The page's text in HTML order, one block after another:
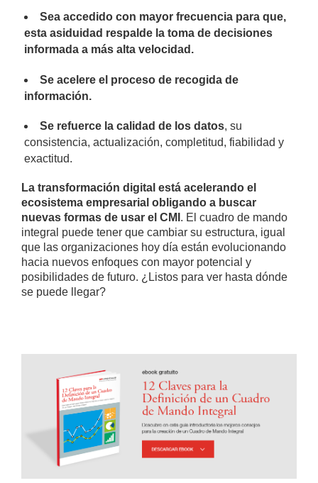
Sea accedido con mayor frecuencia para que,
esta asiduidad respalde la toma de decisiones
informada a más alta velocidad.
Se acelere el proceso de recogida de
información.
Se refuerce la calidad de los datos, su
consistencia, actualización, completitud, fiabilidad y
exactitud.
La transformación digital está acelerando el
ecosistema empresarial obligando a buscar
nuevas formas de usar el CMI . El cuadro de mando
integral puede tener que cambiar su estructura, igual
que las organizaciones hoy día están evolucionando
hacia nuevos enfoques con mayor potencial y
posibilidades de futuro. ¿Listos para ver hasta dónde
se puede llegar?